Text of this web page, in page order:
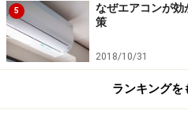
ランを考える際の注意点をご
アイランドキッチン
ク＆バリアフリーに
5
なぜエアコンが
策
2018/10/31
ランキングを